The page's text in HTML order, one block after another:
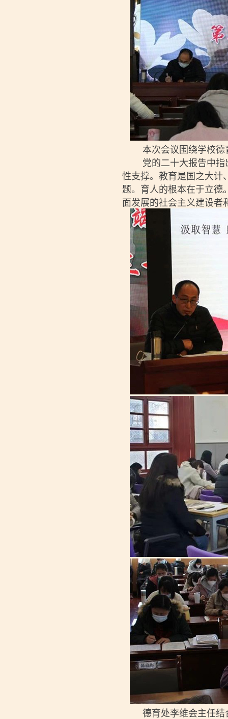
本次会议围绕学校德育
党的二十大报告中指出
性支撑。教育是国之大计
题。育人的根本在于立德
面发展的社会主义建设者
德育处李维会主任结合